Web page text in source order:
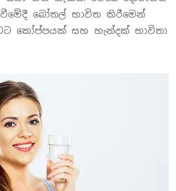
බෝතල් භාවිත කිරීමෙන්
කෝප්පයක් සහ හැන්දක් භාවිතා